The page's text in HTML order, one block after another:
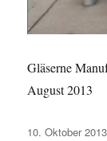
Gläserne
August 2013
Veröffentlicht
10. Oktober 2013